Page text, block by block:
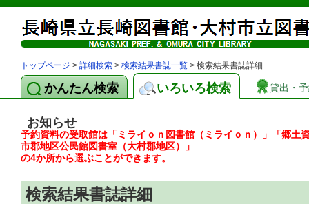
トップページ > 詳細検索 > 検索結果書誌一覧 > 検索結果書誌詳細
かんたん検索 いろいろ検索 貸出・
お知らせ
予約資料の受取館は「ミライｏｎ図書館（ミライｏｎ）」「郷
市郡地区公民館図書室（大村郡地区）」
の4か所から選ぶことができます。
検索結果書誌詳細